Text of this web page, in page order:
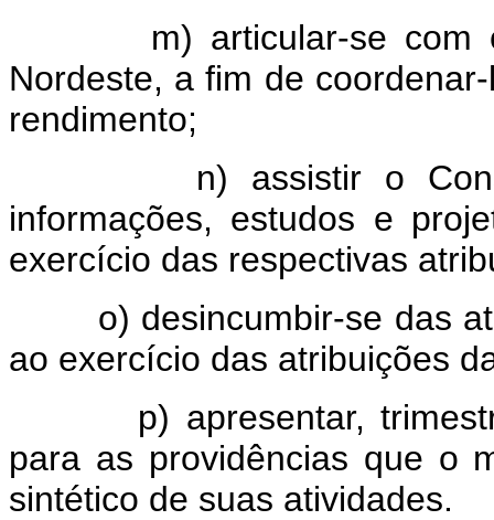
m) articular-se com os
Nordeste, a fim de
rendimento;
n) assistir o
informações, estudos e
exercício das respectivas
o) desincumbir-se das
ao exercício das atribuições
p) apresentar,
para as providências que o
sintético de suas atividades.